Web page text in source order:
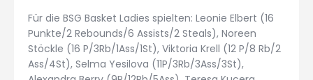
Für die BSG Basket Ladies spielten: Leonie Elbert (16
Punkte/2 Rebounds/6 Assists/2 Steals), Noreen
Stöckle (16 P/3Rb/1Ass/1St), Viktoria Krell (12 P/8 Rb/2
Ass/4St), Selma Yesilova (11P/3Rb/3Ass/3St),